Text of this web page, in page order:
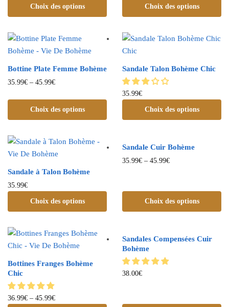
Choix des options Choix des options
Bottine Plate Femme Bohème
35.99€ – 45.99€
Choix des options
Sandale Talon Bohème Chic
35.99€
Choix des options
Sandale à Talon Bohème
35.99€
Choix des options
Sandale Cuir Bohème
35.99€ – 45.99€
Choix des options
Bottines Franges Bohème
Chic
36.99€ – 45.99€
Sandales Compensées Cuir
Bohème
38.00€